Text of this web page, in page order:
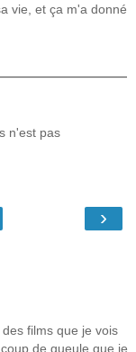
vie, et ça m'a donné
n'est pas
›
films que je vois
de gueule que je